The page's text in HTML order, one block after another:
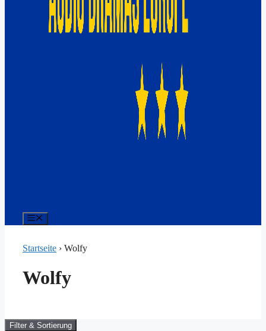
Startseite › Wolfy
Wolfy
Filter & Sortierung